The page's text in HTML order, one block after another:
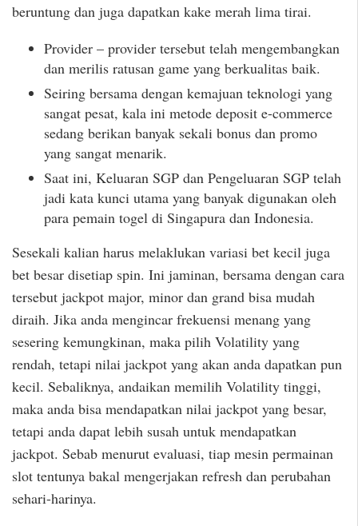
beruntung dan juga dapatkan kake merah lima tirai.
Provider – provider tersebut telah mengembangkan
dan merilis ratusan game yang berkualitas baik.
Seiring bersama dengan kemajuan teknologi yang
sangat pesat, kala ini metode deposit e-commerce
sedang berikan banyak sekali bonus dan promo
yang sangat menarik.
Saat ini, Keluaran SGP dan Pengeluaran SGP telah
jadi kata kunci utama yang banyak digunakan oleh
para pemain togel di Singapura dan Indonesia.
Sesekali kalian harus melaklukan variasi bet kecil juga
bet besar disetiap spin. Ini jaminan, bersama dengan cara
tersebut jackpot major, minor dan grand bisa mudah
diraih. Jika anda mengincar frekuensi menang yang
sesering kemungkinan, maka pilih Volatility yang
rendah, tetapi nilai jackpot yang akan anda dapatkan pun
kecil. Sebaliknya, andaikan memilih Volatility tinggi,
maka anda bisa mendapatkan nilai jackpot yang besar,
tetapi anda dapat lebih susah untuk mendapatkan
jackpot. Sebab menurut evaluasi, tiap mesin permainan
slot tentunya bakal mengerjakan refresh dan perubahan
sehari-harinya.